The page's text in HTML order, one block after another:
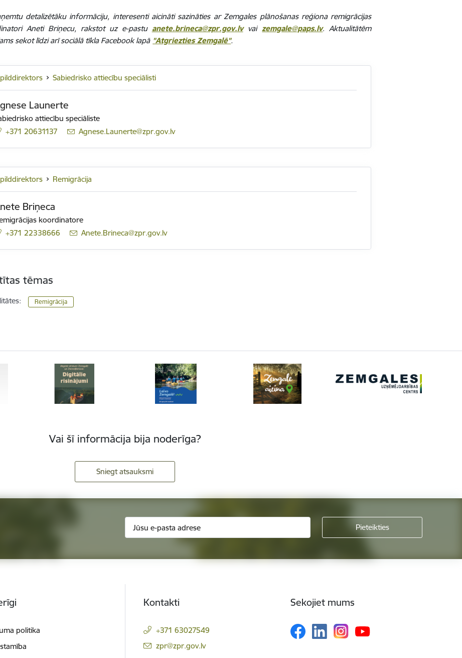
detalizētāku informāciju, interesenti aicināti sazināties ar Zemgales plānošanas reģiona remigrācijas
Aneti Briņecu, rakstot uz e-pastu anete.brineca@zpr.gov.lv vai zemgale@paps.lv. Aktualitātēm
sekot līdzi arī sociālā tīkla Facebook lapā "Atgriezties Zemgalē".
Sabiedrisko attiecību speciālisti
Launerte
attiecību speciāliste
+371 20631137
E-pasts:
Agnese.Launerte@zpr.gov.lv
Remigrācija
Briņeca
koordinatore
+371 22338666
E-pasts:
Anete.Brineca@zpr.gov.lv
tēmas
Remigrācija
Vai šī informācija bija noderīga?
Sniegt atsauksmi
politika
Kontakti
+371 63027549
E-pasts:
zpr@zpr.gov.lv
Sekojiet mums